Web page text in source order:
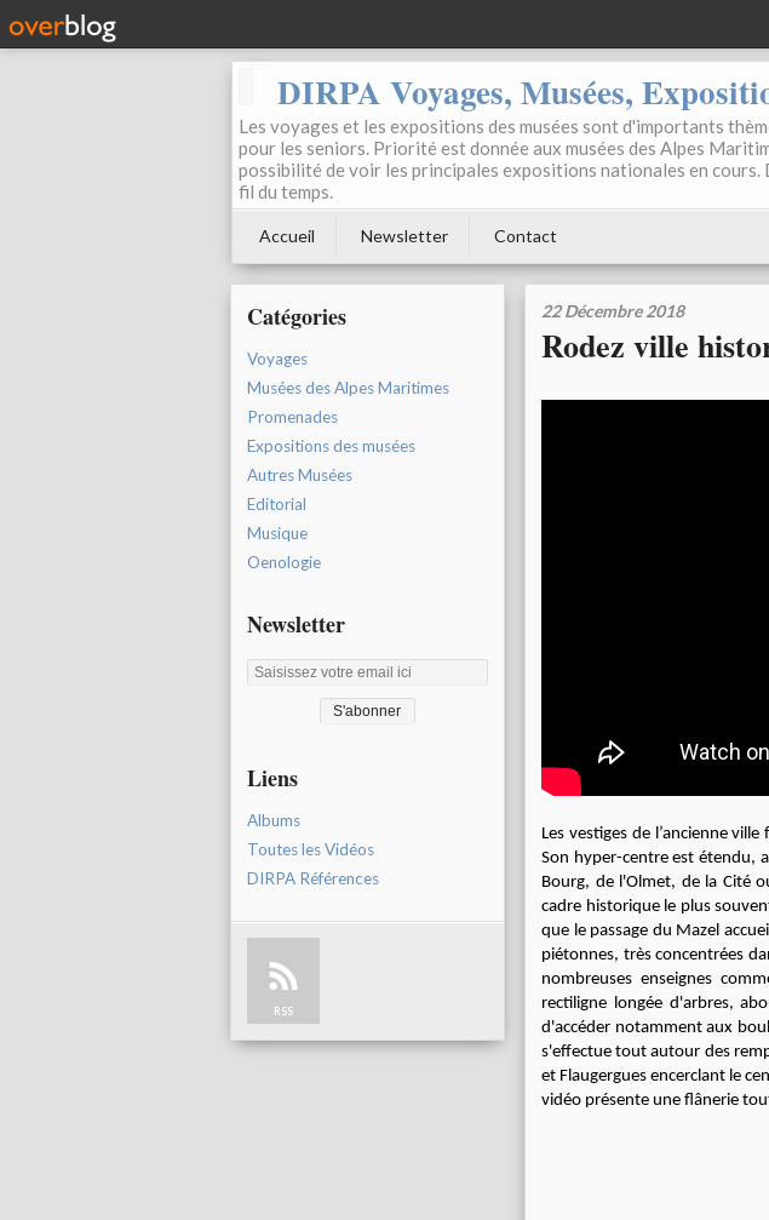
DIRPA Voyages, Musées,
Les voyages et les expositions des musées sont d'importants
pour les seniors. Priorité est donnée aux musées des Alpes
possibilité de voir les principales expositions nationales en cours.
fil du temps.
Accueil Newsletter Contact
Catégories
Voyages
Musées des Alpes Maritimes
Promenades
Expositions des musées
Autres Musées
Editorial
Musique
Oenologie
Newsletter
Liens
Albums
Toutes les Vidéos
DIRPA Références
RSS
22 Décembre 2018
Rodez ville
Les vestiges de l’ancienne
Son hyper-centre est étendu,
Bourg, de l'Olmet, de la Cité
cadre historique le plus
que le passage du Mazel
piétonnes, très concentrées
nombreuses enseignes
rectiligne longée d'arbres,
d'accéder notamment aux
s'effectue tout autour des
et Flaugergues encerclant le
vidéo présente une flânerie